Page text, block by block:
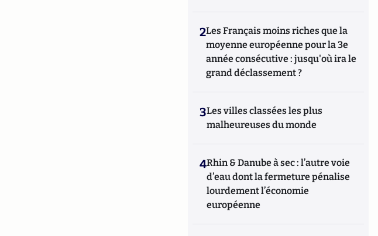
2Les Français moins riches que la
moyenne européenne pour la 3e
année consécutive : jusqu'où ira le
grand déclassement ?
3Les villes classées les plus
malheureuses du monde
4Rhin & Danube à sec : l’autre voie
d’eau dont la fermeture pénalise
lourdement l’économie
européenne